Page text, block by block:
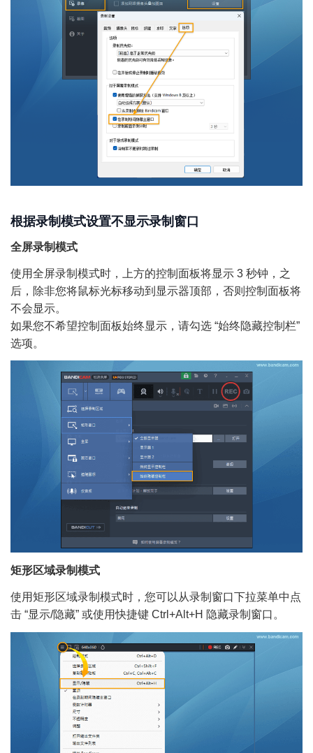
根据录制模式设置不显示录制窗口
全屏录制模式
使用全屏录制模式时，上方的控制面板将显示 3 秒钟，之
后，除非您将鼠标光标移动到显示器顶部，否则控制面板将
不会显示。
如果您不希望控制面板始终显示，请勾选 “始终隐藏控制栏”
选项。
矩形区域录制模式
使用矩形区域录制模式时，您可以从录制窗口下拉菜单中点
击 “显示/隐藏” 或使用快捷键 Ctrl+Alt+H 隐藏录制窗口。